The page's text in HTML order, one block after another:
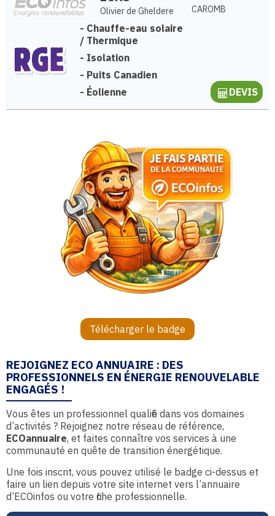
Olivier de Gheldere
CAROMB
- Chauffe-eau solaire
/ Thermique
- Isolation
- Puits Canadien
- Éolienne DEVIS
Télécharger le badge
REJOIGNEZ ECO ANNUAIRE : DES
PROFESSIONNELS EN ÉNERGIE RENOUVELABLE
ENGAGÉS !
Vous êtes un professionnel qualifié dans vos domaines
d’activités ? Rejoignez notre réseau de référence,
ECOannuaire, et faites connaître vos services à une
communauté en quête de transition énergétique.
Une fois inscrit, vous pouvez utilisé le badge ci-dessus et
faire un lien depuis votre site internet vers l’annuaire
d’ECOinfos ou votre fiche professionnelle.